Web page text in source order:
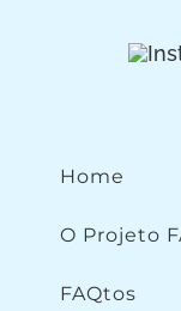
Home
O Projeto
FAQtos